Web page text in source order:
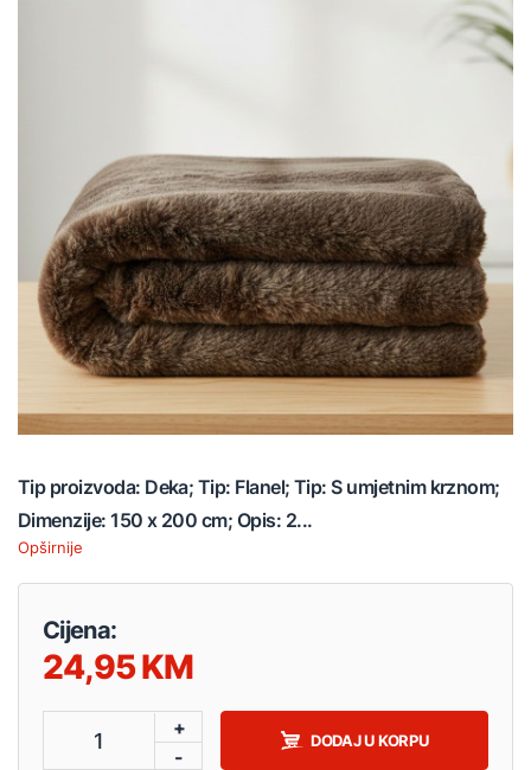
Tip proizvoda: Deka; Tip: Flanel; Tip: S umjetnim krznom;
Dimenzije: 150 x 200 cm; Opis: 2...
Opširnije
Cijena:
24,95
1
+
-
DODAJ U KORPU